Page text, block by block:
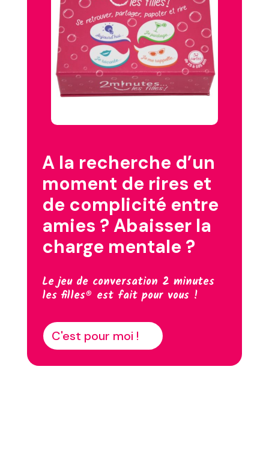
A la recherche d’un
moment de rires et
de complicité entre
amies ? Abaisser la
charge mentale ?
Le jeu de conversation 2 minutes
les filles® est fait pour vous !
C'est pour moi !